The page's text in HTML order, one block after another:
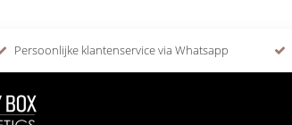
Persoonlijke klantenservice via Whatsapp